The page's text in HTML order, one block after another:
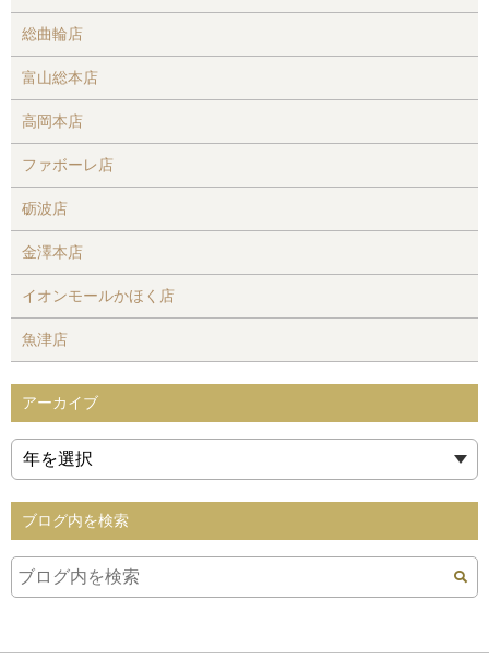
総曲輪店
富山総本店
高岡本店
ファボーレ店
砺波店
金澤本店
イオンモールかほく店
魚津店
アーカイブ
ブログ内を検索